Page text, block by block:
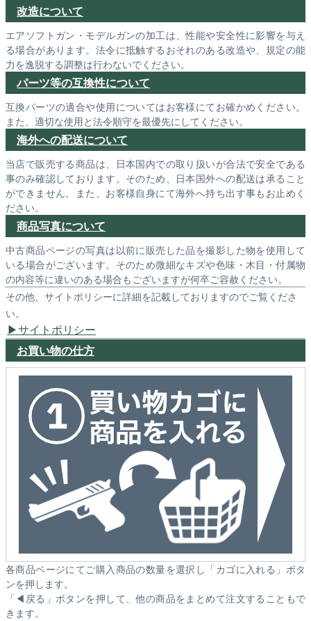
改造について
エアソフトガン・モデルガンの加工は、性能や安全性に影響を与え
る場合があります。法令に抵触するおそれのある改造や、規定の能
力を逸脱する調整は行わないでください。
パーツ等の互換性について
互換パーツの適合や使用についてはお客様にてお確かめください。
また、適切な使用と法令順守を最優先にしてください。
海外への配送について
当店で販売する商品は、日本国内での取り扱いが合法で安全である
事のみ確認しております。そのため、日本国外への配送は承ること
ができません。また、お客様自身にて海外へ持ち出す事もお止めく
ださい。
商品写真について
中古商品ページの写真は以前に販売した品を撮影した物を使用して
いる場合がございます。そのため微細なキズや色味・木目・付属物
の内容等に違いのある場合もございますが何卒ご容赦ください。
その他、サイトポリシーに詳細を記載しておりますのでご覧くださ
い。
サイトポリシー
お買い物の仕方
各商品ページにてご購入商品の数量を選択し「カゴに入れる」ボタ
ンを押します。
「◀戻る」ボタンを押して、他の商品をまとめて注文することもで
きます。